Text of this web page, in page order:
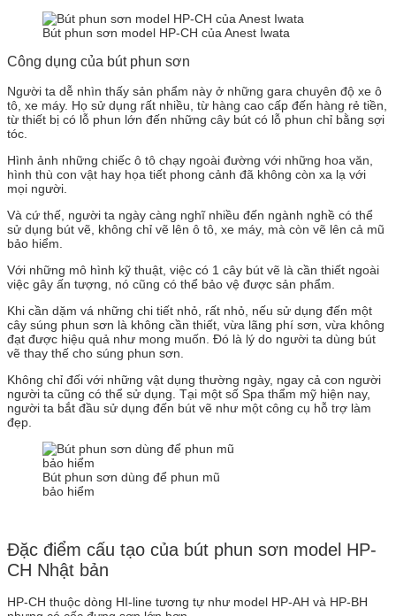
Bút phun sơn model HP-CH của Anest Iwata
Công dụng của bút phun sơn
Người ta dễ nhìn thấy sản phẩm này ở những gara chuyên độ xe ô
tô, xe máy. Họ sử dụng rất nhiều, từ hàng cao cấp đến hàng rẻ tiền,
từ thiết bị có lỗ phun lớn đến những cây bút có lỗ phun chỉ bằng sợi
tóc.
Hình ảnh những chiếc ô tô chạy ngoài đường với những hoa văn,
hình thù con vật hay họa tiết phong cảnh đã không còn xa lạ với
mọi người.
Và cứ thế, người ta ngày càng nghĩ nhiều đến ngành nghề có thể
sử dụng bút vẽ, không chỉ vẽ lên ô tô, xe máy, mà còn vẽ lên cả mũ
bảo hiểm.
Với những mô hình kỹ thuật, việc có 1 cây bút vẽ là cần thiết ngoài
việc gây ấn tượng, nó cũng có thể bảo vệ được sản phẩm.
Khi cần dặm vá những chi tiết nhỏ, rất nhỏ, nếu sử dụng đến một
cây súng phun sơn là không cần thiết, vừa lãng phí sơn, vừa không
đạt được hiệu quả như mong muốn. Đó là lý do người ta dùng bút
vẽ thay thế cho súng phun sơn.
Không chỉ đối với những vật dụng thường ngày, ngay cả con người
người ta cũng có thể sử dụng. Tại một số Spa thẩm mỹ hiện nay,
người ta bắt đầu sử dụng đến bút vẽ như một công cụ hỗ trợ làm
đẹp.
Bút phun sơn dùng để phun mũ
bảo hiểm
Đặc điểm cấu tạo của bút phun sơn model HP-
CH Nhật bản
HP-CH thuộc dòng HI-line tương tự như model HP-AH và HP-BH